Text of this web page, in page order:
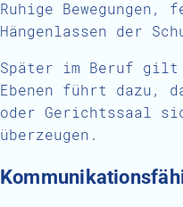
Ruhige
Hängenlassen der
Später im Beruf gilt
Ebenen führt dazu,
oder Gerichtssaal
überzeugen.